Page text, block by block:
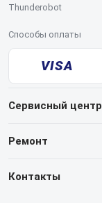
Thunderobot
Способы оплаты
VISA
Сервисный центр
О нашем сервисе
Ремонт
Ноутбуков
Контакты